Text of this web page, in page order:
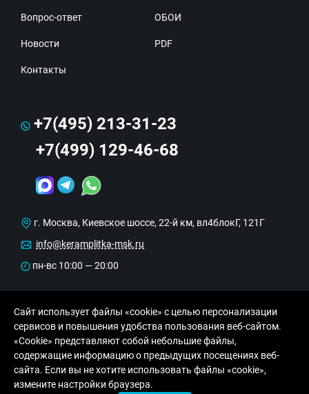
Вопрос-ответ
Новости
Контакты
ОБОИ
PDF
+7(495) 213-31-23
+7(499) 129-46-68
г. Москва, Киевское шоссе, 22-й км, вл4блокГ, 121Г
info@keramplitka-msk.ru
пн-вс 10:00 — 20:00
© Copyright 2013-2026 KERAMA MARAZZI, ООО
Сайт использует файлы «cookie» с целью персонализации
сервисов и повышения удобства пользования веб-сайтом.
«Cookie» представляют собой небольшие файлы,
содержащие информацию о предыдущих посещениях веб-
сайта. Если вы не хотите использовать файлы «cookie»,
измените настройки браузера.